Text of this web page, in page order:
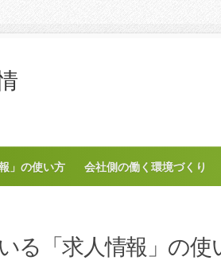
」の使い方 会社側の働く環境づくり
る「求人情報」の使